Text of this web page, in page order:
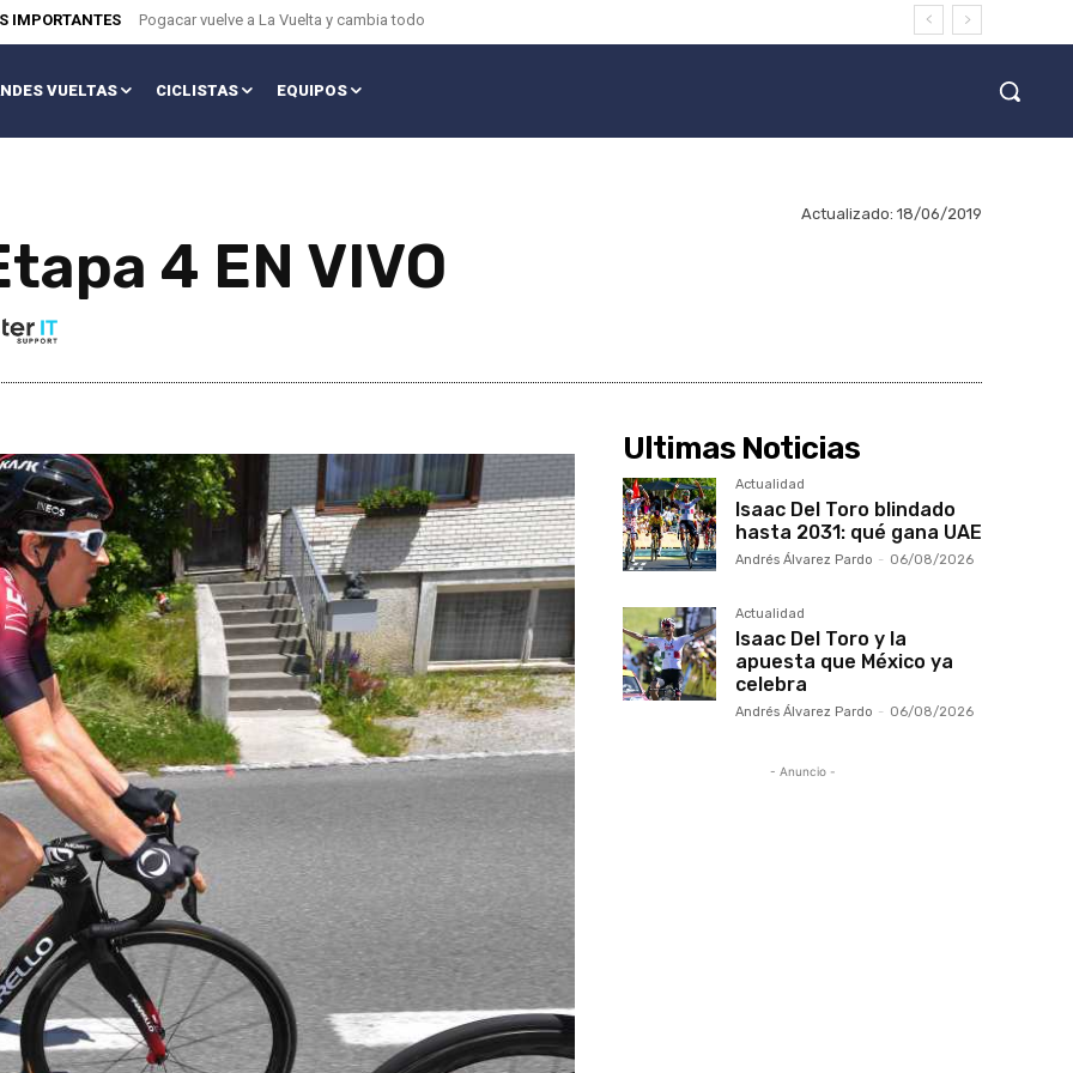
IMPORTANTES Pogacar vuelve a La Vuelta y cambia todo
VUELTAS CICLISTAS EQUIPOS
Actualizado: 18/06/2019
4 EN VIVO
Ultimas Noticias
Actualidad
Isaac Del Toro blindado
hasta 2031: qué gana UAE
Andrés Álvarez Pardo - 06/08/2026
Actualidad
Isaac Del Toro y la
apuesta que México ya
celebra
Andrés Álvarez Pardo - 06/08/2026
- Anuncio -